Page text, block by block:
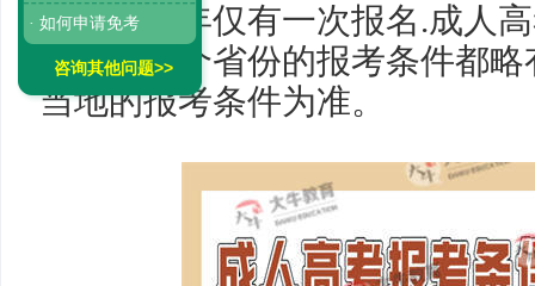
形式，一年仅有一次报名.成人
周岁，各个省份的报考条件都
当地的报考条件为准。
· 如何申请免考
咨询其他问题>>